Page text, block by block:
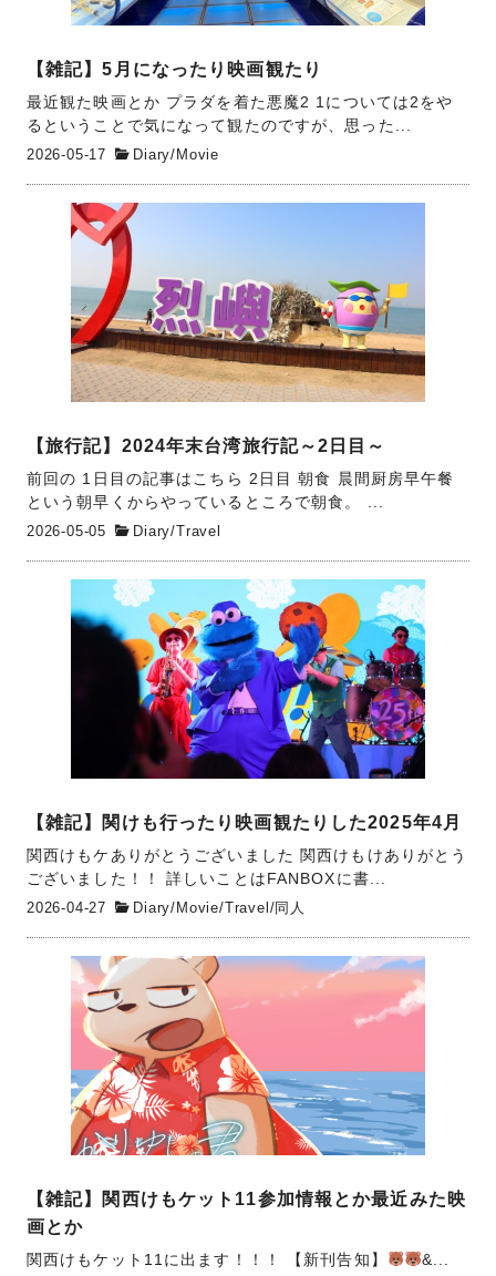
【雑記】5月になったり映画観たり
最近観た映画とか プラダを着た悪魔2 1については2をや
るということで気になって観たのですが、思った...
2026-05-17
Diary/ Movie
【旅行記】2024年末台湾旅行記～2日目～
前回の 1日目の記事はこちら 2日目 朝食 晨間厨房早午餐
という朝早くからやっているところで朝食。 ...
2026-05-05
Diary/Travel
【雑記】関けも行ったり映画観たりした2025年4月
関西けもケありがとうございました 関西けもけありがとう
ございました！！ 詳しいことはFANBOXに書...
2026-04-27
Diary/ Movie/Travel /同人
【雑記】関西けもケット11参加情報とか最近みた映
画とか
関西けもケット11に出ます！！！ 【新刊告知】
‍&...